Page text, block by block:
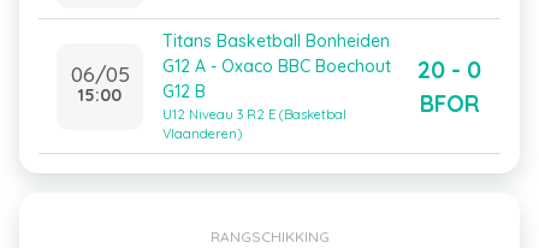
06/05
15:00
Titans Basketball Bonheiden
G12 A - Oxaco BBC Boechout
G12 B
U12 Niveau 3 R2 E (Basketbal
Vlaanderen)
20 - 0
BFOR
RANGSCHIKKING